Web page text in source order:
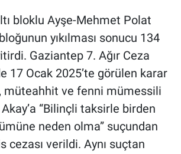
bloklu Ayşe-Mehmet Polat
yıkılması sonucu 134
Gaziantep 7. Ağır Ceza
17 Ocak 2025’te görülen karar
müteahhit ve fenni mümessili
“Bilinçli taksirle birden
neden olma” suçundan
cezası verildi. Aynı suçtan